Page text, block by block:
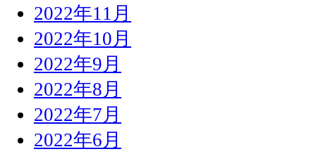
2022年11月
2022年10月
2022年9月
2022年8月
2022年7月
2022年6月